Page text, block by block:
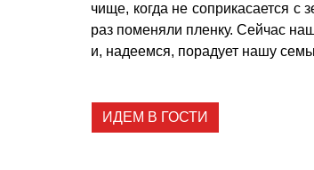
чище, когда не соприкасается
раз поменяли пленку. Сейчас
и, надеемся, порадует нашу
ИДЕМ В ГОСТИ